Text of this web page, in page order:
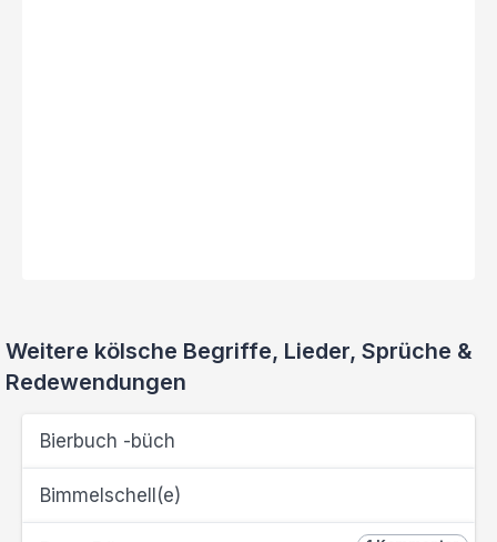
Weitere kölsche Begriffe, Lieder, Sprüche &
Redewendungen
Bierbuch -büch
Bimmelschell(e)